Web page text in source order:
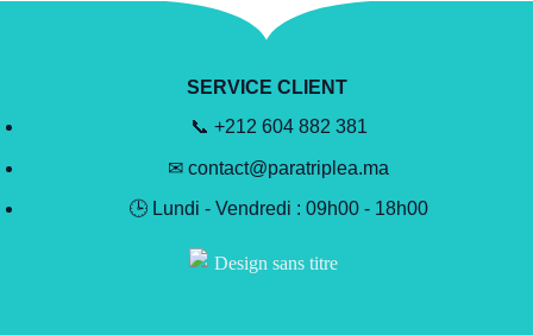
SERVICE CLIENT
📞 +212 604 882 381
✉ contact@paratriplea.ma
🕒 Lundi - Vendredi : 09h00 - 18h00